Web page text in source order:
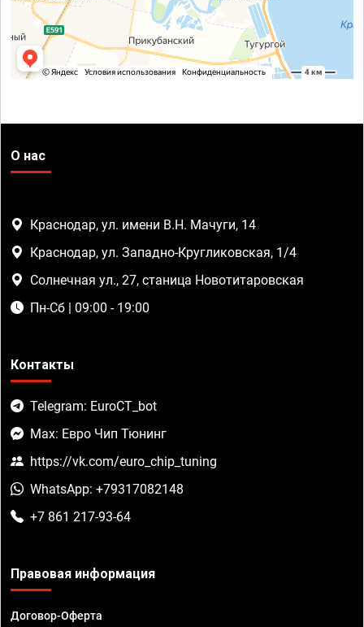
О нас
Краснодар, ул. имени В.Н. Мачуги, 14
Краснодар, ул. Западно-Кругликовская, 1/4
Солнечная ул., 27, станица Новотитаровская
Пн-Сб | 09:00 - 19:00
Контакты
Telegram: EuroCT_bot
Max: Евро Чип Тюнинг
https://vk.com/euro_chip_tuning
WhatsApp: +79317082148
+7 861 217-93-64
Правовая информация
Договор-Оферта